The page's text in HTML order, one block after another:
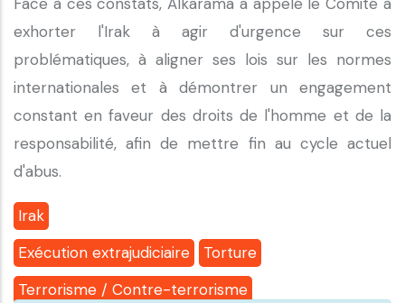
exhorter l'Irak à agir d'urgence sur ces
problématiques, à aligner ses lois sur les normes
internationales et à démontrer un engagement
constant en faveur des droits de l'homme et de la
responsabilité, afin de mettre fin au cycle actuel
d'abus.
Irak
Exécution extrajudiciaire
Torture
Terrorisme / Contre-terrorisme